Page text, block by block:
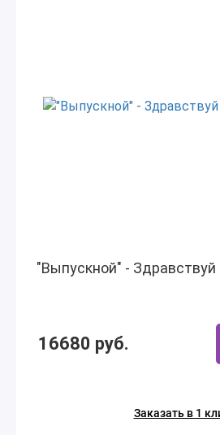
"Выпускной" -
16680 руб.
Заказать в 1